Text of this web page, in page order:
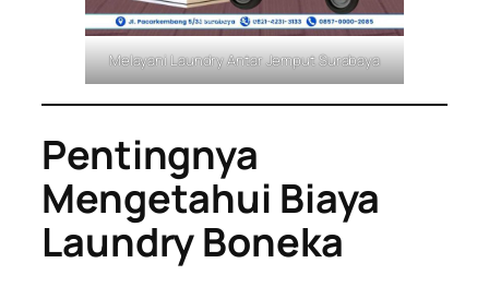
Melayani Laundry Antar Jemput Surabaya
Pentingnya
Mengetahui Biaya
Laundry Boneka